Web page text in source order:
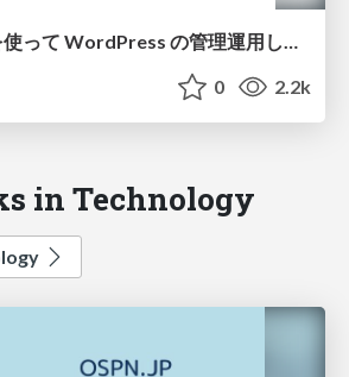
実践！WP-CLIを使って WordPress の管理運用してみよう！ -後半- ハンズオン
0 2.2k
in Technology